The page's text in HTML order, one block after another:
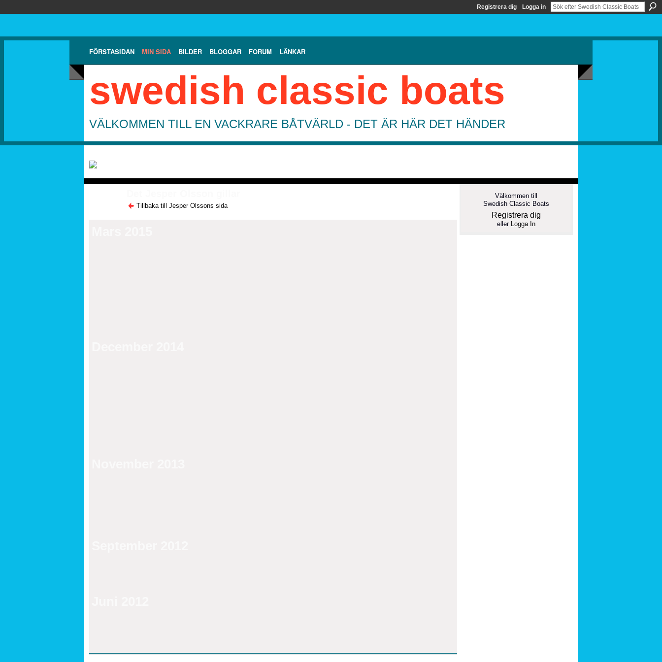
Registrera dig Logga in
FÖRSTASIDAN MIN SIDA BILDER BLOGGAR FORUM LÄNKAR
swedish classic boats
VÄLKOMMEN TILL EN VACKRARE BÅTVÄRLD - DET ÄR HÄR DET HÄNDER
Tillbaka till Jesper Olssons sida
Välkommen till
Swedish Classic Boats
Registrera dig
eller Logga In